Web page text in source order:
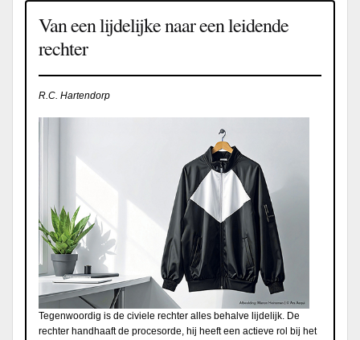
Van een lijdelijke naar een leidende
rechter
R.C. Hartendorp
Tegenwoordig is de civiele rechter alles behalve lijdelijk. De
rechter handhaaft de procesorde, hij heeft een actieve rol bij het